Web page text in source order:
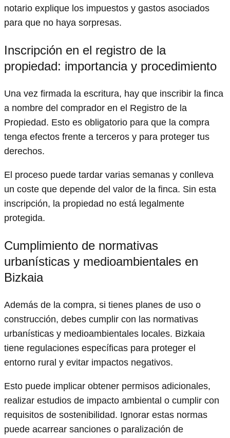
notario explique los impuestos y gastos asociados
para que no haya sorpresas.
Inscripción en el registro de la
propiedad: importancia y procedimiento
Una vez firmada la escritura, hay que inscribir la finca
a nombre del comprador en el Registro de la
Propiedad. Esto es obligatorio para que la compra
tenga efectos frente a terceros y para proteger tus
derechos.
El proceso puede tardar varias semanas y conlleva
un coste que depende del valor de la finca. Sin esta
inscripción, la propiedad no está legalmente
protegida.
Cumplimiento de normativas
urbanísticas y medioambientales en
Bizkaia
Además de la compra, si tienes planes de uso o
construcción, debes cumplir con las normativas
urbanísticas y medioambientales locales. Bizkaia
tiene regulaciones específicas para proteger el
entorno rural y evitar impactos negativos.
Esto puede implicar obtener permisos adicionales,
realizar estudios de impacto ambiental o cumplir con
requisitos de sostenibilidad. Ignorar estas normas
puede acarrear sanciones o paralización de